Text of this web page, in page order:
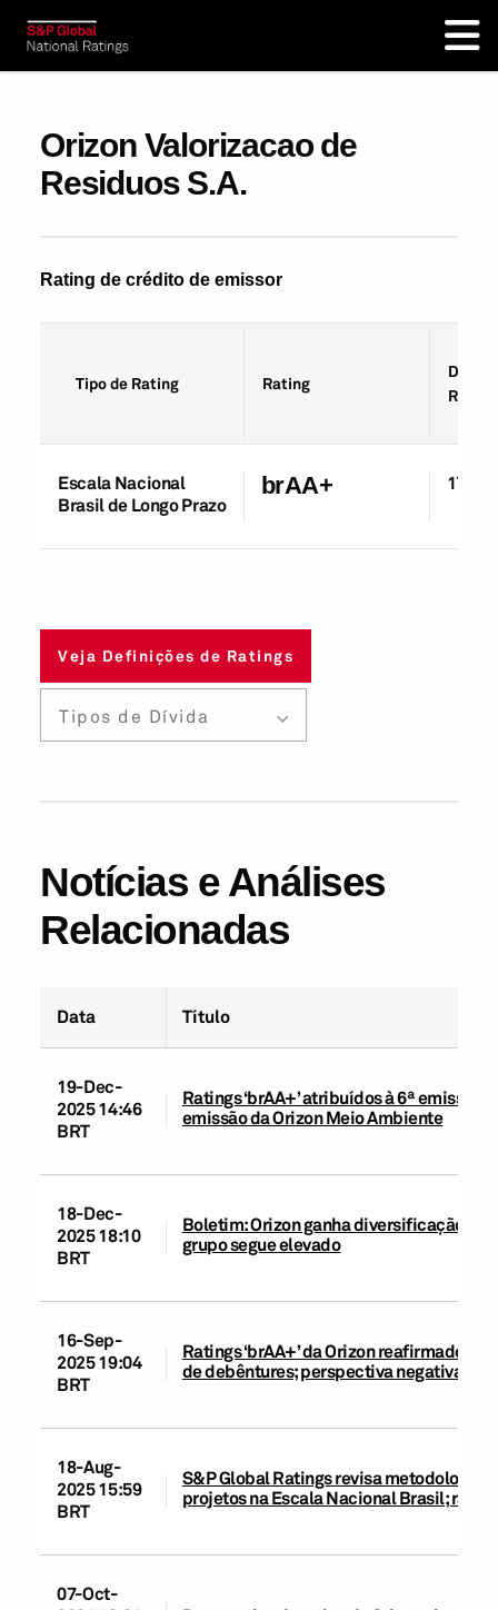
Orizon Valorizacao de
Residuos S.A.
Rating de crédito de emissor
Tipo de Rating Rating
Data
Rating
Escala Nacional
Brasil de Longo Prazo
brAA+ 17-
Veja Definições de Ratings
Tipos de Dívida
Notícias e Análises
Relacionadas
Data Título
19-Dec-
2025 14:46
BRT
Ratings ‘brAA+’ atribuídos à 6ª emissão
emissão da Orizon Meio Ambiente
18-Dec-
2025 18:10
BRT
Boletim: Orizon ganha diversificação e
grupo segue elevado
16-Sep-
2025 19:04
BRT
Ratings ‘brAA+’ da Orizon reafirmados;
de debêntures; perspectiva negativa
18-Aug-
2025 15:59
BRT
S&P Global Ratings revisa
projetos na Escala Nacional Brasil;
07-Oct-